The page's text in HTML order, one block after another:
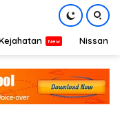
Nissan